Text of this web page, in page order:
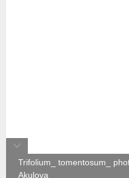
Trifolium_ tomentosum_
Akulova